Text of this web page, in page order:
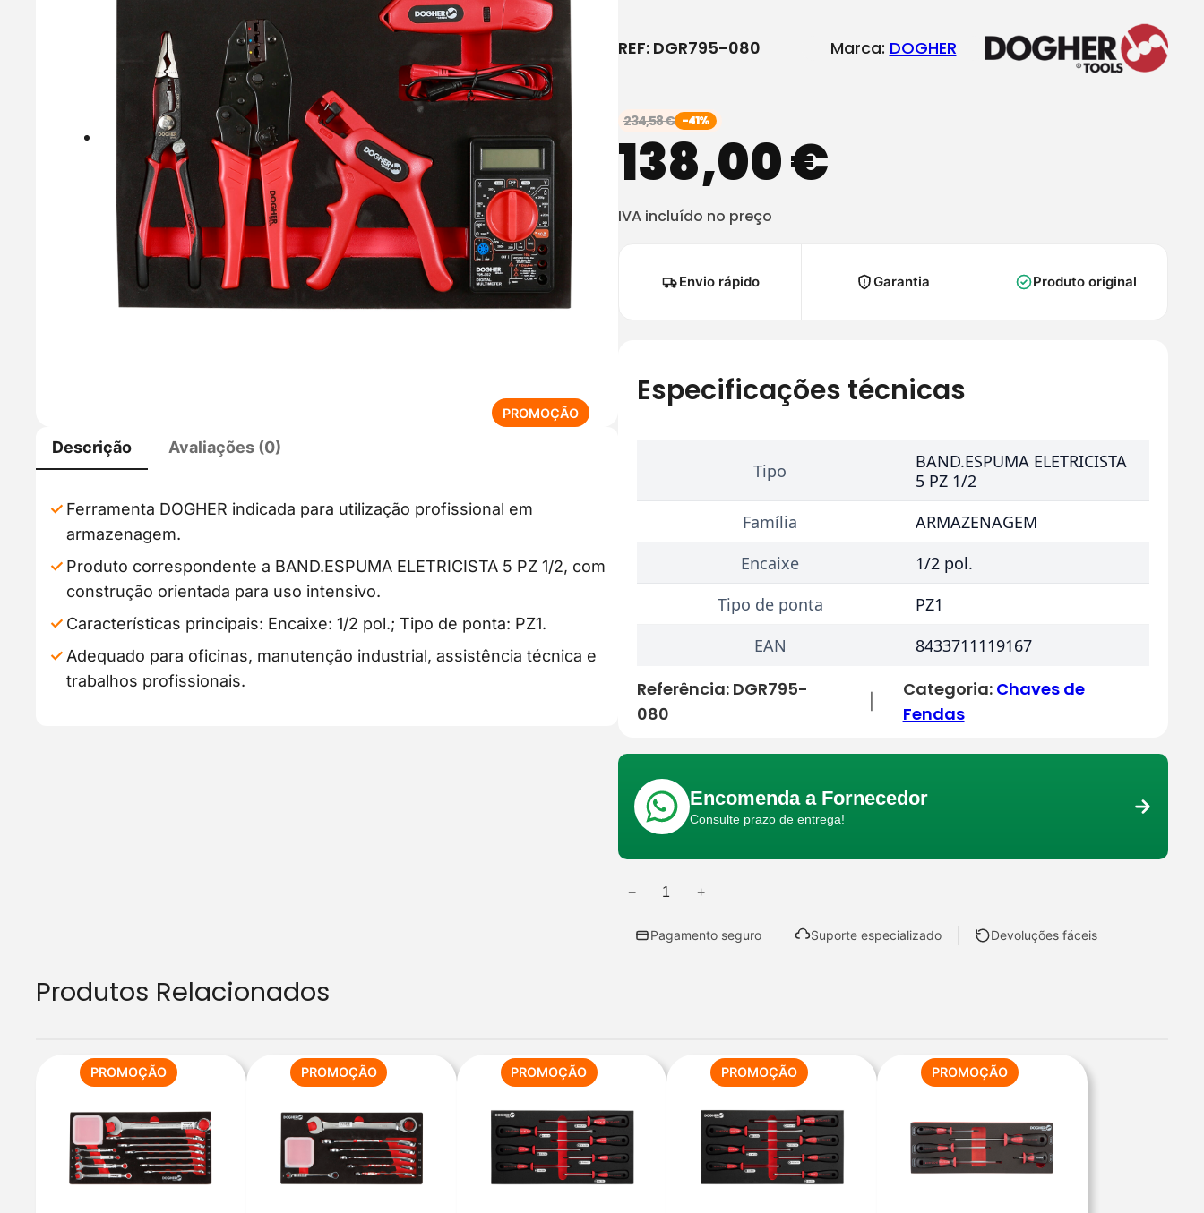
PROMOÇÃOP
M
M
Descrição Avaliações (0)
Ferramenta DOGHER indicada para utilização profissional em
armazenagem.
Produto correspondente a BAND.ESPUMA ELETRICISTA 5 PZ 1/2, com
construção orientada para uso intensivo.
Características principais: Encaixe: 1/2 pol.; Tipo de ponta: PZ1.
Adequado para oficinas, manutenção industrial, assistência técnica e
trabalhos profissionais.
REF: DGR795-080 Marca: DOGHER
234,58€ -41%
138,00€
IVA incluído no preço
Envio rápido Garantia Produto original
Especificações técnicas
Tipo
BAND.ESPUMA ELETRICISTA
5 PZ 1/2
Família
ARMAZENAGEM
Encaixe
1/2 pol.
Tipo de ponta
PZ1
EAN
8433711119167
Referência: DGR795-
080
Categoria: Chaves de
Fendas
Encomenda a Fornecedor
Consulte prazo de entrega!
Q
e
d
e
− +
Pagamento seguro Suporte especializado Devoluções fáceis
Produtos Relacionados
PROMOÇÃOPRODUTO
EM
PROMOÇÃO
PROMOÇÃOPRODUTO
EM
PROMOÇÃO
PROMOÇÃOPRODUTO
EM
PROMOÇÃO
PROMOÇÃOPRODUTO
EM
PROMOÇÃO
PROMOÇÃOPRODUTO
EM